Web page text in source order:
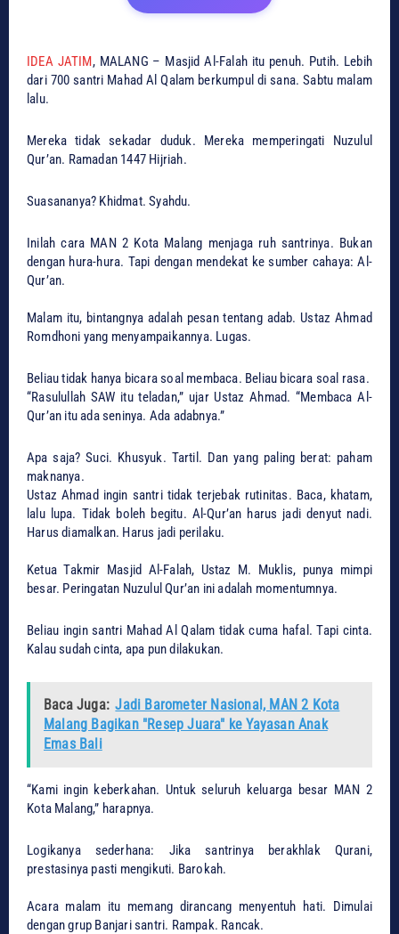
IDEA JATIM, ​MALANG – Masjid Al-Falah itu penuh. Putih. Lebih
dari 700 santri Mahad Al Qalam berkumpul di sana. Sabtu malam
lalu.
​Mereka tidak sekadar duduk. Mereka memperingati Nuzulul
Qur’an. Ramadan 1447 Hijriah.
​Suasananya? Khidmat. Syahdu.
​Inilah cara MAN 2 Kota Malang menjaga ruh santrinya. Bukan
dengan hura-hura. Tapi dengan mendekat ke sumber cahaya: Al-
Qur’an.
​Malam itu, bintangnya adalah pesan tentang adab. Ustaz Ahmad
Romdhoni yang menyampaikannya. Lugas.
​Beliau tidak hanya bicara soal membaca. Beliau bicara soal rasa.
​“Rasulullah SAW itu teladan,” ujar Ustaz Ahmad. “Membaca Al-
Qur’an itu ada seninya. Ada adabnya.”
​Apa saja? Suci. Khusyuk. Tartil. Dan yang paling berat: paham
maknanya.
​Ustaz Ahmad ingin santri tidak terjebak rutinitas. Baca, khatam,
lalu lupa. Tidak boleh begitu. Al-Qur’an harus jadi denyut nadi.
Harus diamalkan. Harus jadi perilaku.
​Ketua Takmir Masjid Al-Falah, Ustaz M. Muklis, punya mimpi
besar. Peringatan Nuzulul Qur’an ini adalah momentumnya.
​Beliau ingin santri Mahad Al Qalam tidak cuma hafal. Tapi cinta.
Kalau sudah cinta, apa pun dilakukan.
Baca Juga: Jadi Barometer Nasional, MAN 2 Kota
Malang Bagikan "Resep Juara" ke Yayasan Anak
Emas Bali
​“Kami ingin keberkahan. Untuk seluruh keluarga besar MAN 2
Kota Malang,” harapnya.
​Logikanya sederhana: Jika santrinya berakhlak Qurani,
prestasinya pasti mengikuti. Barokah.
​Acara malam itu memang dirancang menyentuh hati. Dimulai
dengan grup Banjari santri. Rampak. Rancak.